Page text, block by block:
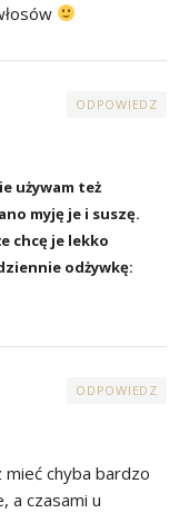
ODPOWIEDZ
używam też
myję je i suszę.
chcę je lekko
odżywkę:
ODPOWIEDZ
chyba bardzo
a czasami u